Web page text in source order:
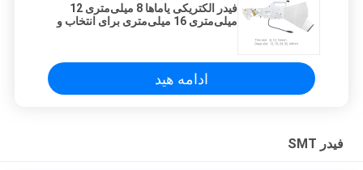
فیدر الکتریکی یاماها 8 میلی‌متری 12
میلی‌متری 16 میلی‌متری برای انتخاب و
ادامه هید
فیدر SMT